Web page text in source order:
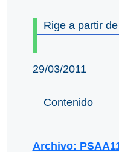
Rige a partir de
29/03/2011
Contenido
Archivo: